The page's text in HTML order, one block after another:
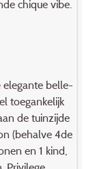
chique vibe.
elegante belle-
toegankelijk
de tuinzijde
(behalve 4de
en 1 kind,